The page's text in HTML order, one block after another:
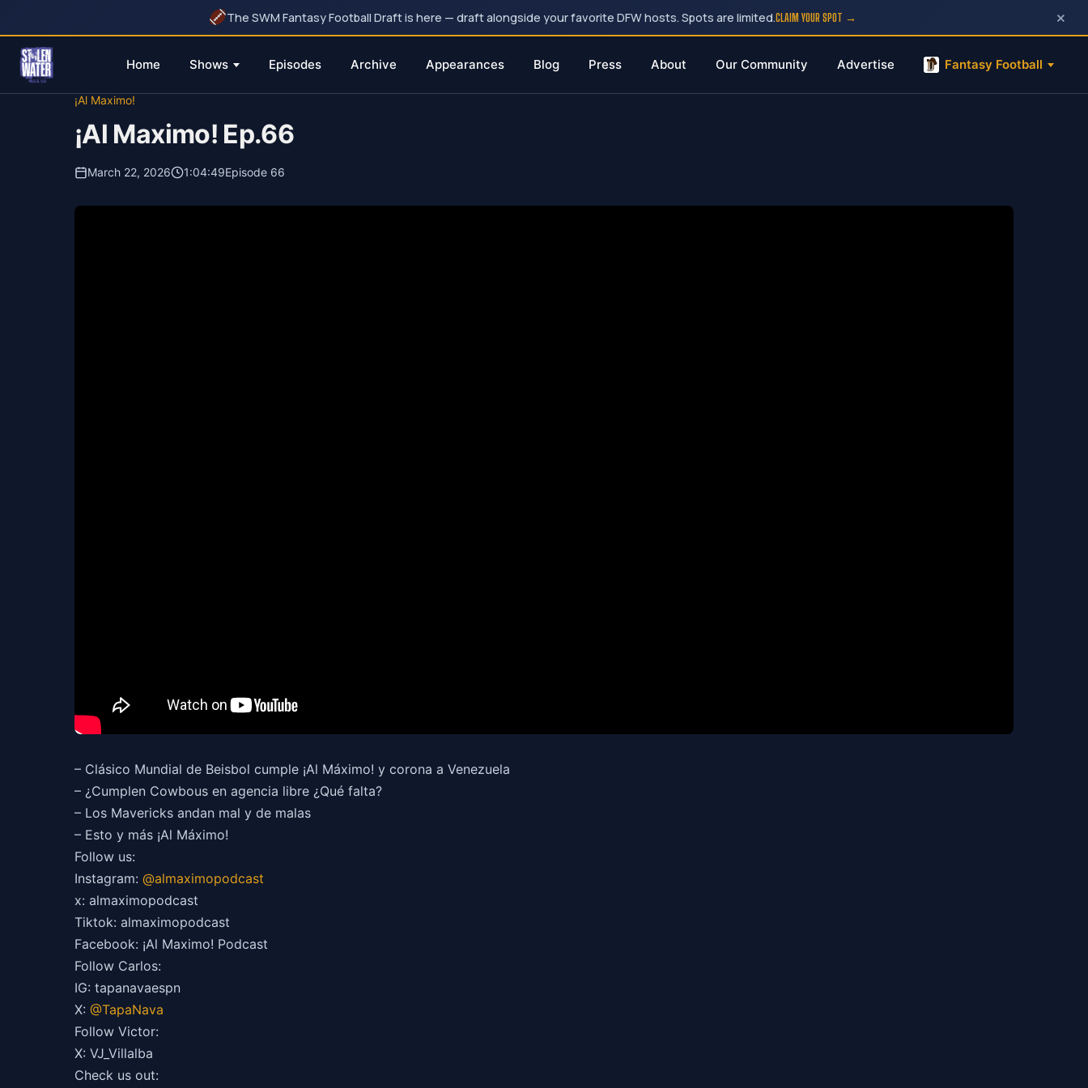
The SWM Fantasy Football Draft is here — draft alongside your favorite DFW hosts. Spots are limited.CLAIM YOUR SPOT → ×
Home Shows Episodes Archive Appearances Blog Press About Our Community Advertise Fantasy Football
¡Al Maximo!
¡Al Maximo! Ep.66
March 22, 2026 1:04:49Episode 66
– Clásico Mundial de Beisbol cumple ¡Al Máximo! y corona a Venezuela
– ¿Cumplen Cowbous en agencia libre ¿Qué falta?
– Los Mavericks andan mal y de malas
– Esto y más ¡Al Máximo!
Follow us:
Instagram: @almaximopodcast
x: almaximopodcast
Tiktok: almaximopodcast
Facebook: ¡Al Maximo! Podcast
Follow Carlos:
IG: tapanavaespn
X: @TapaNava
Follow Victor:
X: VJ_Villalba
Check us out: